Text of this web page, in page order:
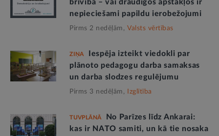
brīvība – vai draudīgos apstākļos ir
nepieciešami papildu ierobežojumi
Pirms 2 nedēļām, Valsts vērtības
ZIŅA
Iespēja izteikt viedokli par
plānoto pedagogu darba samaksas
un darba slodzes regulējumu
Pirms 3 nedēļām, Izglītība
TUVPLĀNĀ
No Parīzes līdz Ankarai:
kas ir NATO samiti, un kā tie nosaka